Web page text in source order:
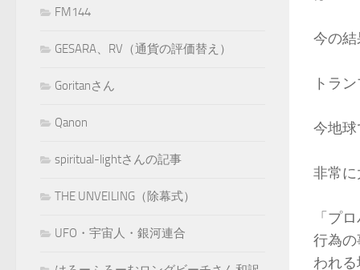
今の
トラ
今地
非常
「プ
行為
われ
FM144
GESARA、RV（通貨の評価替え）
Goritanさん
Qanon
spiritual-lightさんの記事
THE UNVEILING（除幕式）
UFO・宇宙人・銀河連合